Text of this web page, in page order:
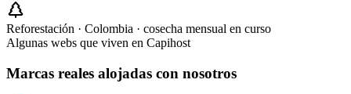
Reforestación · Colombia · cosecha mensual en curso
Algunas webs que viven en Capihost
Marcas reales alojadas con nosotros